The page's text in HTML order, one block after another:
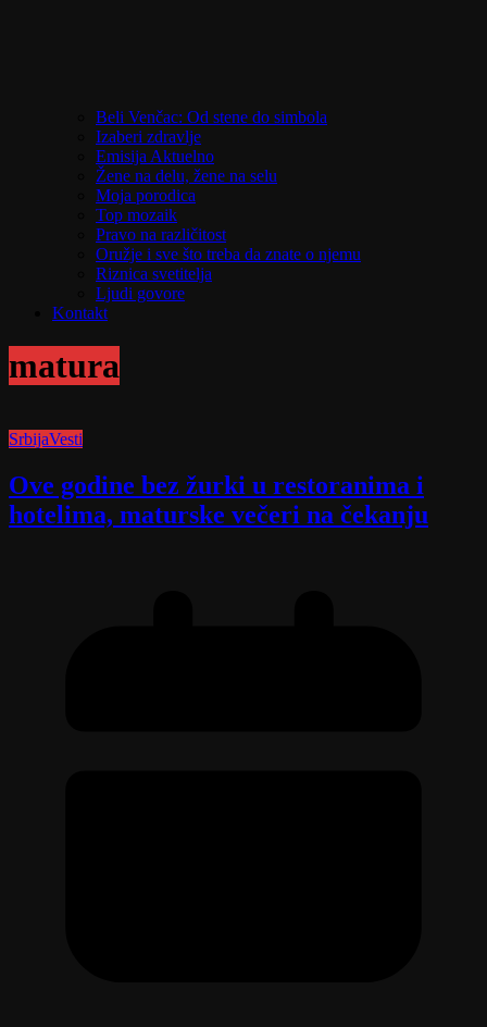
Beli Venčac: Od stene do simbola
Izaberi zdravlje
Emisija Aktuelno
Žene na delu, žene na selu
Moja porodica
Top mozaik
Pravo na različitost
Oružje i sve što treba da znate o njemu
Riznica svetitelja
Ljudi govore
Kontakt
matura
SrbijaVesti
Ove godine bez žurki u restoranima i
hotelima, maturske večeri na čekanju